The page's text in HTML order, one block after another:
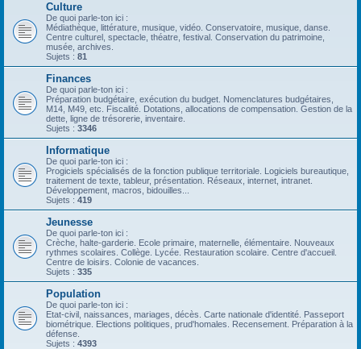
Culture
De quoi parle-ton ici :
Médiathèque, littérature, musique, vidéo. Conservatoire, musique, danse.
Centre culturel, spectacle, théatre, festival. Conservation du patrimoine,
musée, archives.
Sujets : 81
Finances
De quoi parle-ton ici :
Préparation budgétaire, exécution du budget. Nomenclatures budgétaires,
M14, M49, etc. Fiscalité. Dotations, allocations de compensation. Gestion de la
dette, ligne de trésorerie, inventaire.
Sujets : 3346
Informatique
De quoi parle-ton ici :
Progiciels spécialisés de la fonction publique territoriale. Logiciels bureautique,
traitement de texte, tableur, présentation. Réseaux, internet, intranet.
Développement, macros, bidouilles...
Sujets : 419
Jeunesse
De quoi parle-ton ici :
Crèche, halte-garderie. Ecole primaire, maternelle, élémentaire. Nouveaux
rythmes scolaires. Collège. Lycée. Restauration scolaire. Centre d'accueil.
Centre de loisirs. Colonie de vacances.
Sujets : 335
Population
De quoi parle-ton ici :
Etat-civil, naissances, mariages, décès. Carte nationale d'identité. Passeport
biométrique. Elections politiques, prud'homales. Recensement. Préparation à la
défense.
Sujets : 4393